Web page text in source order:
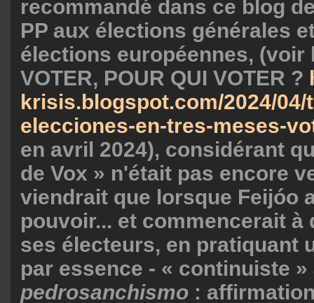
recommandé dans ce blog
PP aux élections générales
élections européennes, (voir
VOTER, POUR QUI VOTER ?
krisis.blogspot.com/2024/04/
elecciones-en-tres-meses-
en avril 2024), considérant
de Vox » n'était pas encore
viendrait que lorsque Feijóo
pouvoir... et commencerait à
ses électeurs, en pratiquant
par essence - « continuiste
pedrosanchismo :